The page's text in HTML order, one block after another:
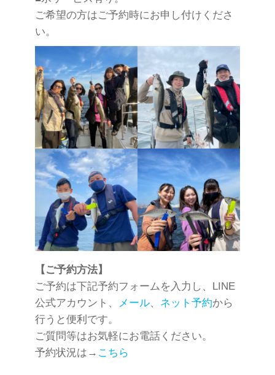
ご希望の方はご予約時にお申し付けくださ
い。
【ご予約方法】
ご予約は下記予約フォームを入力し、LINE
公式アカウント、
メール、 ネット予約から
行うと便利です。
ご質問等はお気軽にお電話ください。
予約状況は→ こちら